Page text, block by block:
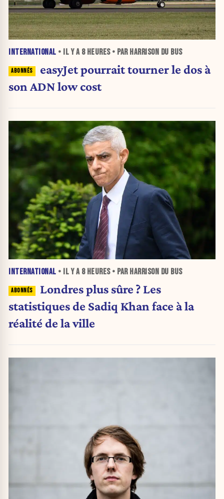
INTERNATIONAL • IL Y A 8 HEURES• PAR HARRISON DU BUS
easyJet pourrait tourner le dos à
son ADN low cost
INTERNATIONAL • IL Y A 8 HEURES• PAR HARRISON DU BUS
Londres plus sûre ? Les
statistiques de Sadiq Khan face à la
réalité de la ville